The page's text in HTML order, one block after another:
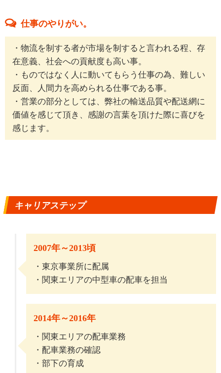
仕事のやりがい。
・物流を制する者が市場を制すると言われる程、存
在意義、社会への貢献度も高い事。
・ものではなく人に動いてもらう仕事の為、難しい
反面、人間力を高められる仕事である事。
・営業の部分としては、弊社の輸送品質や配送網に
価値を感じて頂き、感謝の言葉を頂けた際に喜びを
感じます。
キャリアステップ
2007年～2013頃
・東京事業所に配属
・関東エリアの中型車の配車を担当
2014年～2016年
・関東エリアの配車業務
・配車業務の確認
・部下の育成